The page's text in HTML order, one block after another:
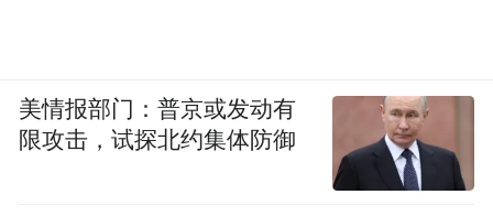
美情报部门：普京或发动有
限攻击，试探北约集体防御